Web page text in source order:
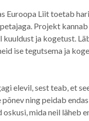
Euroopa Liit toetab
Projekt kannab
ja kogetust.
ise tegutsema ja
elevil, sest teab, et
ning peidab
mida neil läheb